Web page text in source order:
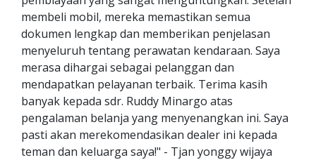
membeli mobil, mereka memastikan semua
dokumen lengkap dan memberikan penjelasan
menyeluruh tentang perawatan kendaraan. Saya
merasa dihargai sebagai pelanggan dan
mendapatkan pelayanan terbaik. Terima kasih
banyak kepada sdr. Ruddy Minargo atas
pengalaman belanja yang menyenangkan ini. Saya
pasti akan merekomendasikan dealer ini kepada
teman dan keluarga saya!" - Tjan yonggy wijaya